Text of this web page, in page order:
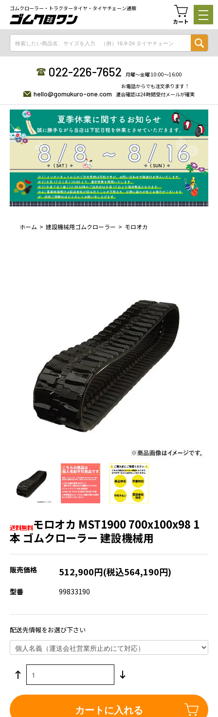
ゴムクローラー・トラクタータイヤ・タイヤチェーン通販
カート
022-226-7652 月曜〜金曜 10:00〜16:00
hello@gomukuro-one.com
お電話からでも注文承ります！
適合確認は24時間受付メールが確実
ホーム 建設機械用ゴムクローラー モロオカ
モロオカ MST1900 700x100x98 1
本 ゴムクローラー 建設機械用
販売価格 512,900円(税込564,190円)
型番 99833190
配送先情報をお選び下さい
カートに入れる